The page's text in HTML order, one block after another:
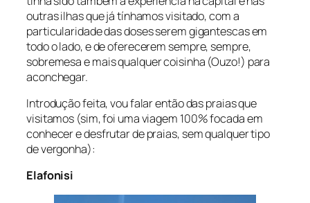
outras ilhas que já tínhamos visitado, com a
particularidade das doses serem gigantescas em
todo o lado, e de oferecerem sempre, sempre,
sobremesa e mais qualquer coisinha (Ouzo!) para
aconchegar.
Introdução feita, vou falar então das praias que
visitamos (sim, foi uma viagem 100% focada em
conhecer e desfrutar de praias, sem qualquer tipo
de vergonha):
Elafonisi